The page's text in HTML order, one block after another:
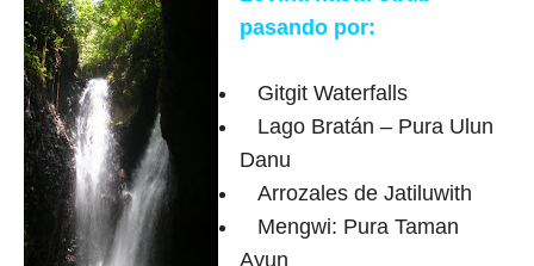
pasando por:
Gitgit Waterfalls
Lago Bratán – Pura Ulun
Danu
Arrozales de Jatiluwith
Mengwi: Pura Taman
Ayun